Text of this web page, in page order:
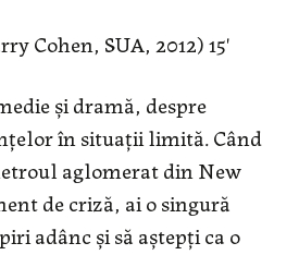
Cohen, SUA, 2012) 15'
și dramă, despre
în situații limită. Când
aglomerat din New
de criză, ai o singură
adânc și să aștepți ca o